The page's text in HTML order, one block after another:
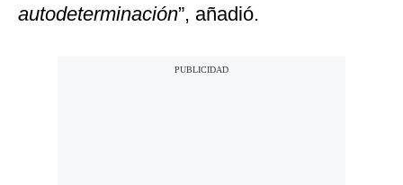
autodeterminación”, añadió.